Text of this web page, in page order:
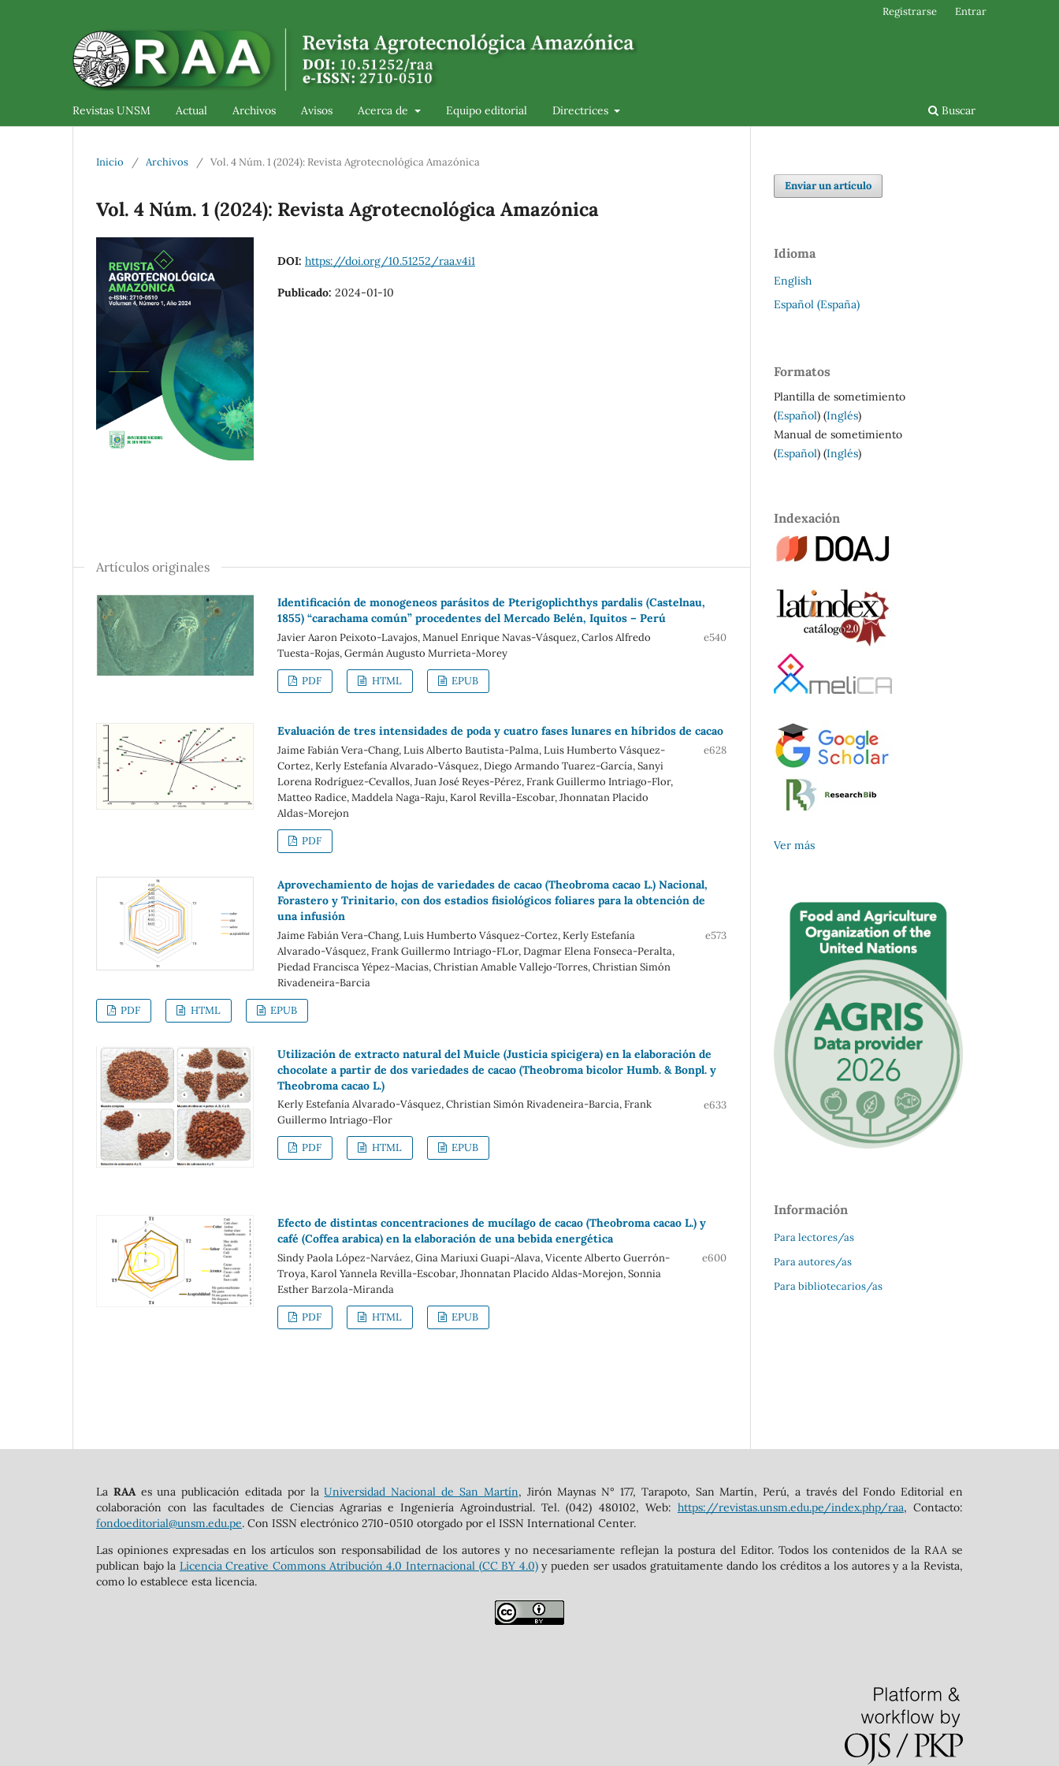
Revistas UNSM Actual Archivos Avisos Acerca de Equipo editorial Directrices Buscar
Registrarse Entrar
Inicio / Archivos / Vol. 4 Núm. 1 (2024): Revista Agrotecnológica Amazónica
Vol. 4 Núm. 1 (2024): Revista Agrotecnológica Amazónica
DOI: https://doi.org/10.51252/raa.v4i1
Publicado: 2024-01-10
Artículos originales
Identificación de monogeneos parásitos de Pterigoplichthys pardalis (Castelnau,
1855) “carachama común” procedentes del Mercado Belén, Iquitos – Perú
Javier Aaron Peixoto-Lavajos, Manuel Enrique Navas-Vásquez, Carlos Alfredo
Tuesta-Rojas, Germán Augusto Murrieta-Morey
e540
PDF HTML EPUB
Evaluación de tres intensidades de poda y cuatro fases lunares en híbridos de cacao
Jaime Fabián Vera-Chang, Luis Alberto Bautista-Palma, Luis Humberto Vásquez-
Cortez, Kerly Estefanía Alvarado-Vásquez, Diego Armando Tuarez-García, Sanyi
Lorena Rodríguez-Cevallos, Juan José Reyes-Pérez, Frank Guillermo Intriago-Flor,
Matteo Radice, Maddela Naga-Raju, Karol Revilla-Escobar, Jhonnatan Placido
Aldas-Morejon
e628
PDF
Aprovechamiento de hojas de variedades de cacao (Theobroma cacao L.) Nacional,
Forastero y Trinitario, con dos estadios fisiológicos foliares para la obtención de
una infusión
Jaime Fabián Vera-Chang, Luis Humberto Vásquez-Cortez, Kerly Estefanía
Alvarado-Vásquez, Frank Guillermo Intriago-FLor, Dagmar Elena Fonseca-Peralta,
Piedad Francisca Yépez-Macias, Christian Amable Vallejo-Torres, Christian Simón
Rivadeneira-Barcia
e573
PDF HTML EPUB
Utilización de extracto natural del Muicle (Justicia spicigera) en la elaboración de
chocolate a partir de dos variedades de cacao (Theobroma bicolor Humb. & Bonpl. y
Theobroma cacao L.)
Kerly Estefanía Alvarado-Vásquez, Christian Simón Rivadeneira-Barcia, Frank
Guillermo Intriago-Flor
e633
PDF HTML EPUB
Efecto de distintas concentraciones de mucílago de cacao (Theobroma cacao L.) y
café (Coffea arabica) en la elaboración de una bebida energética
Sindy Paola López-Narváez, Gina Mariuxi Guapi-Alava, Vicente Alberto Guerrón-
Troya, Karol Yannela Revilla-Escobar, Jhonnatan Placido Aldas-Morejon, Sonnia
Esther Barzola-Miranda
e600
PDF HTML EPUB
Enviar un artículo
Idioma
English
Español (España)
Formatos
Plantilla de sometimiento
(Español) (Inglés)
Manual de sometimiento
(Español) (Inglés)
Indexación
Ver más
Información
Para lectores/as
Para autores/as
Para bibliotecarios/as
La RAAes una publicación editada por laUniversidad Nacional de San Martín, Jirón Maynas N° 177, Tarapoto, San Martín, Perú, a través del Fondo Editorial en
colaboración con las facultades de Ciencias Agrarias e Ingeniería Agroindustrial. Tel. (042) 480102, Web: https://revistas.unsm.edu.pe/index.php/raa, Contacto:
fondoeditorial@unsm.edu.pe. Con ISSN electrónico 2710-0510 otorgado por el ISSN International Center.
Las opiniones expresadas en los artículos son responsabilidad de los autores y no necesariamente reflejan la postura del Editor. Todos los contenidos de la RAA se
publican bajo la Licencia Creative Commons Atribución 4.0 Internacional (CC BY 4.0)y pueden ser usados gratuitamente dando los créditos a los autores y a la Revista,
como lo establece esta licencia.